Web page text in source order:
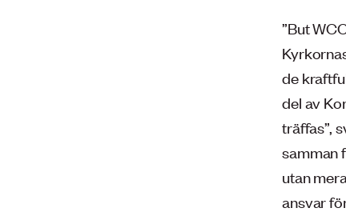
”But
de
del av
träffas”,
samman
utan
ansvar